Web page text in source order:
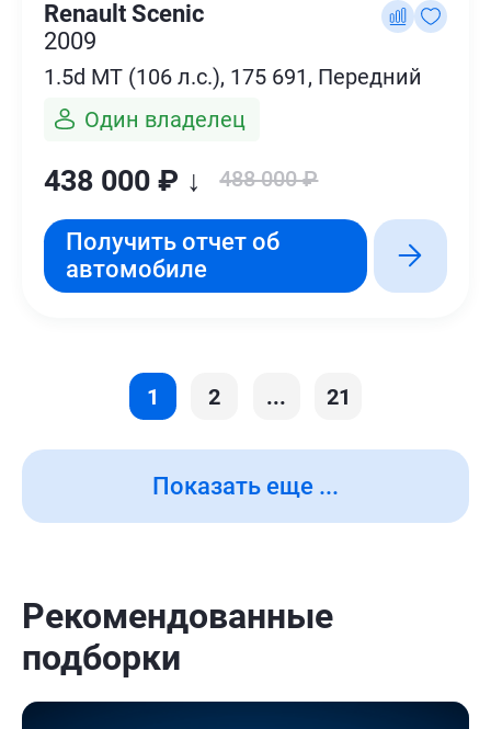
Renault Scenic
2009
1.5d MT (106 л.с.), 175 691, Передний
Один владелец
438 000 ₽ ↓ 488 000 ₽
Получить отчет об
автомобиле
Показать еще ...
1 2 ... 21
Рекомендованные
подборки